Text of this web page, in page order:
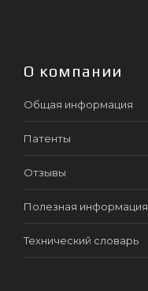
О компании
Общая информация
Патенты
Отзывы
Полезная информация
Технический словарь